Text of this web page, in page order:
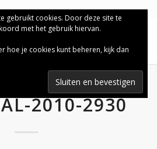
2010-2930
gebruikt cookies. Door deze site te
met het gebruik hiervan.
hoe je cookies kunt beheren, kijk dan